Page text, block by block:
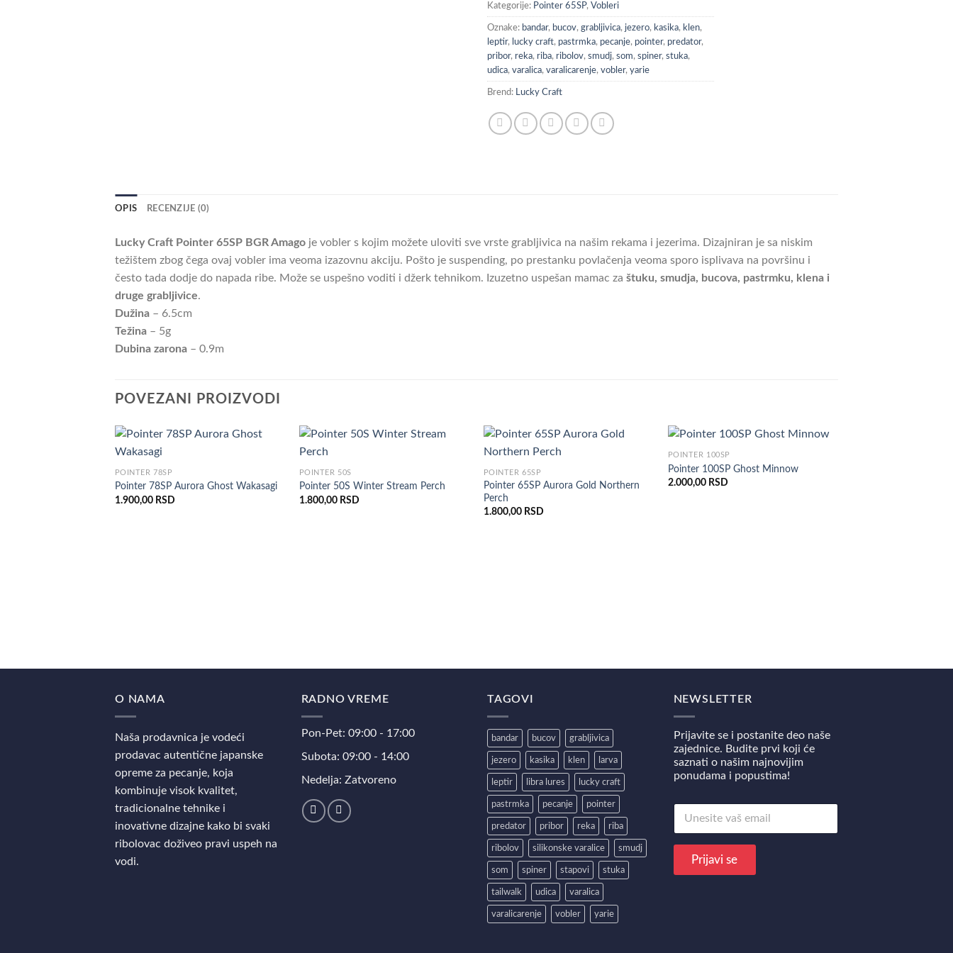
Kategorije: Pointer 65SP, Vobleri
Oznake: bandar, bucov, grabljivica, jezero, kasika, klen,
leptir, lucky craft, pastrmka, pecanje, pointer, predator,
pribor, reka, riba, ribolov, smudj, som, spiner, stuka,
udica, varalica, varalicarenje, vobler, yarie
Brend: Lucky Craft
OPIS RECENZIJE (0)
Lucky Craft Pointer 65SP BGR Amago je vobler s kojim možete uloviti sve vrste grabljivica na našim rekama i jezerima. Dizajniran je sa niskim
težištem zbog čega ovaj vobler ima veoma izazovnu akciju. Pošto je suspending, po prestanku povlačenja veoma sporo isplivava na površinu i
često tada dodje do napada ribe. Može se uspešno voditi i džerk tehnikom. Izuzetno uspešan mamac za štuku, smudja, bucova, pastrmku, klena i
druge grabljivice.
Dužina – 6.5cm
Težina – 5g
Dubina zarona – 0.9m
POVEZANI PROIZVODI
POINTER 78SP
Pointer 78SP Aurora Ghost Wakasagi
1.900,00 RSD
POINTER 50S
Pointer 50S Winter Stream Perch
1.800,00 RSD
POINTER 65SP
Pointer 65SP Aurora Gold Northern
Perch
1.800,00 RSD
POINTER 100SP
Pointer 100SP Ghost Minnow
2.000,00 RSD
O NAMA
Naša prodavnica je vodeći
prodavac autentične japanske
opreme za pecanje, koja
kombinuje visok kvalitet,
tradicionalne tehnike i
inovativne dizajne kako bi svaki
ribolovac doživeo pravi uspeh na
vodi.
RADNO VREME
Pon-Pet: 09:00 - 17:00
Subota: 09:00 - 14:00
Nedelja: Zatvoreno
TAGOVI
bandar bucov grabljivica
jezero kasika klen larva
leptir libra lures lucky craft
pastrmka pecanje pointer
predator pribor reka riba
ribolov silikonske varalice smudj
som spiner stapovi stuka
tailwalk udica varalica
varalicarenje vobler yarie
NEWSLETTER
Prijavite se i postanite deo naše
zajednice. Budite prvi koji će
saznati o našim najnovijim
ponudama i popustima!
E
a
i
*
Prijavi se